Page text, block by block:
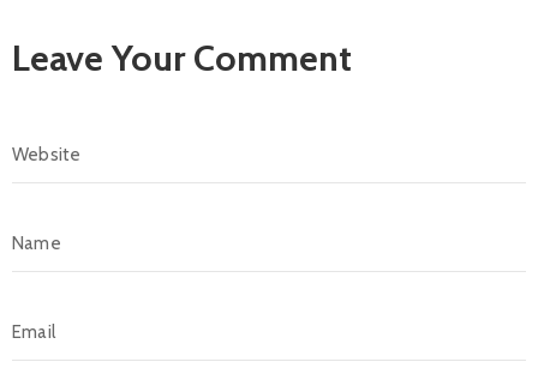
Leave Your Comment